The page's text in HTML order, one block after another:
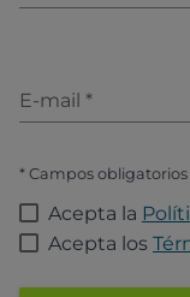
E-mail *
* Campos obligatorios
Acepta la
Acepta los